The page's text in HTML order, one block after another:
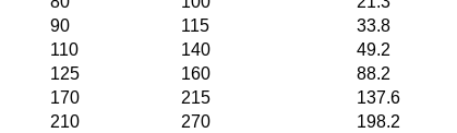
90 115 33.8
110 140 49.2
125 160 88.2
170 215 137.6
210 270 198.2